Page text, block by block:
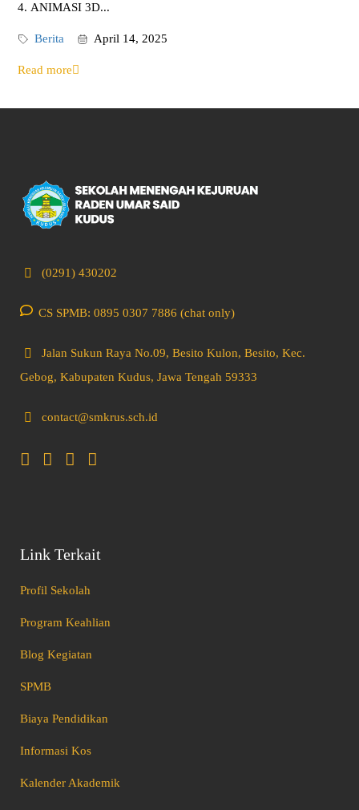
4. ANIMASI 3D...
Berita April 14, 2025
Read more
(0291) 430202
CS SPMB: 0895 0307 7886 (chat only)
Jalan Sukun Raya No.09, Besito Kulon, Besito, Kec.
Gebog, Kabupaten Kudus, Jawa Tengah 59333
contact@smkrus.sch.id
Link Terkait
Profil Sekolah
Program Keahlian
Blog Kegiatan
SPMB
Biaya Pendidikan
Informasi Kos
Kalender Akademik